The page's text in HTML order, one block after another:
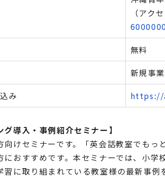
（アク
無料
新規事
み
https://
導入・事例紹介セミナー】
けセミナーです。「英会話教室でも
おすすめです。本セミナーでは、小
に取り組まれている教室様の最新事